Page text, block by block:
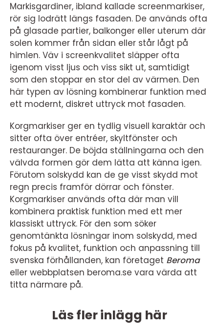
Markisgardiner, ibland kallade screenmarkiser,
rör sig lodrätt längs fasaden. De används ofta
på glasade partier, balkonger eller uterum där
solen kommer från sidan eller står lågt på
himlen. Väv i screenkvalitet släpper ofta
igenom visst ljus och viss sikt ut, samtidigt
som den stoppar en stor del av värmen. Den
här typen av lösning kombinerar funktion med
ett modernt, diskret uttryck mot fasaden.
Korgmarkiser ger en tydlig visuell karaktär och
sitter ofta över entréer, skyltfönster och
restauranger. De böjda ställningarna och den
välvda formen gör dem lätta att känna igen.
Förutom solskydd kan de ge visst skydd mot
regn precis framför dörrar och fönster.
Korgmarkiser används ofta där man vill
kombinera praktisk funktion med ett mer
klassiskt uttryck. För den som söker
genomtänkta lösningar inom solskydd, med
fokus på kvalitet, funktion och anpassning till
svenska förhållanden, kan företaget Beroma
eller webbplatsen beroma.se vara värda att
titta närmare på.
Läs fler inlägg här